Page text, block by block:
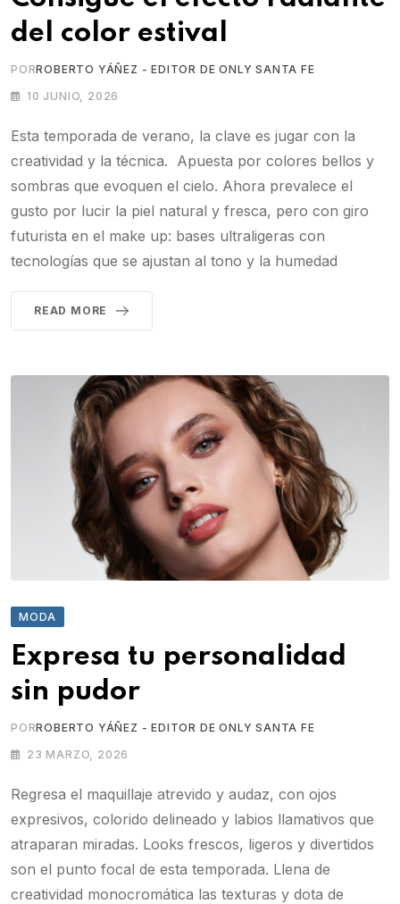
del color estival
PORROBERTO YÁÑEZ - EDITOR DE ONLY SANTA FE
10 JUNIO, 2026
Esta temporada de verano, la clave es jugar con la
creatividad y la técnica. Apuesta por colores bellos y
sombras que evoquen el cielo. Ahora prevalece el
gusto por lucir la piel natural y fresca, pero con giro
futurista en el make up: bases ultraligeras con
tecnologías que se ajustan al tono y la humedad
READ MORE
MODA
Expresa tu personalidad
sin pudor
PORROBERTO YÁÑEZ - EDITOR DE ONLY SANTA FE
23 MARZO, 2026
Regresa el maquillaje atrevido y audaz, con ojos
expresivos, colorido delineado y labios llamativos que
atraparan miradas. Looks frescos, ligeros y divertidos
son el punto focal de esta temporada. Llena de
creatividad monocromática las texturas y dota de